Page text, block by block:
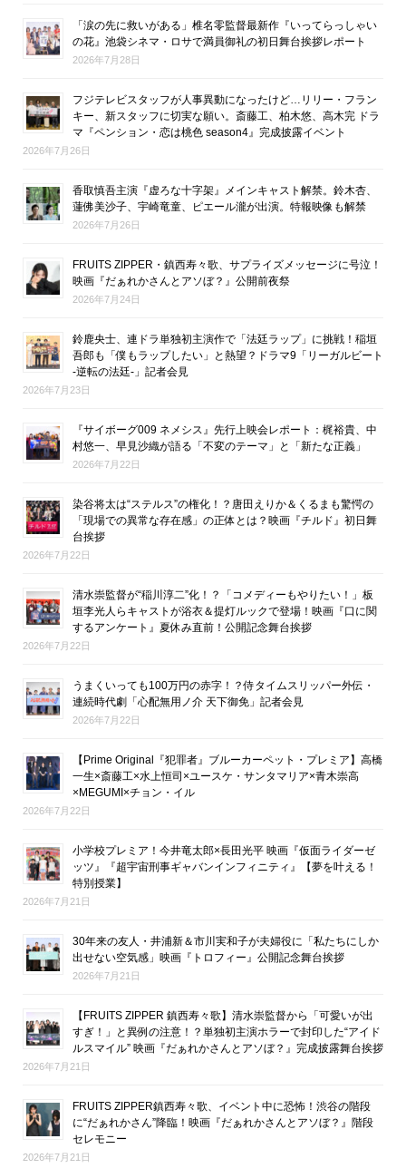
「涙の先に救いがある」椎名零監督最新作『いってらっしゃい
の花』池袋シネマ・ロサで満員御礼の初日舞台挨拶レポート
2026年7月28日
フジテレビスタッフが人事異動になったけど…リリー・フラン
キー、新スタッフに切実な願い。斎藤工、柏木悠、高木完 ドラ
マ『ペンション・恋は桃色 season4』完成披露イベント
2026年7月26日
香取慎吾主演『虚ろな十字架』メインキャスト解禁。鈴木杏、
蓮佛美沙子、宇崎竜童、ピエール瀧が出演。特報映像も解禁
2026年7月26日
FRUITS ZIPPER・鎮西寿々歌、サプライズメッセージに号泣！
映画『だぁれかさんとアソぼ？』公開前夜祭
2026年7月24日
鈴鹿央士、連ドラ単独初主演作で「法廷ラップ」に挑戦！稲垣
吾郎も「僕もラップしたい」と熱望？ドラマ9「リーガルビート
-逆転の法廷-」記者会見
2026年7月23日
『サイボーグ009 ネメシス』先行上映会レポート：梶裕貴、中
村悠一、早見沙織が語る「不変のテーマ」と「新たな正義」
2026年7月22日
染谷将太は“ステルス”の権化！？唐田えりか＆くるまも驚愕の
「現場での異常な存在感」の正体とは？映画『チルド』初日舞
台挨拶
2026年7月22日
清水崇監督が“稲川淳二”化！？「コメディーもやりたい！」板
垣李光人らキャストが浴衣＆提灯ルックで登場！映画『口に関
するアンケート』夏休み直前！公開記念舞台挨拶
2026年7月22日
うまくいっても100万円の赤字！？侍タイムスリッパー外伝・
連続時代劇「心配無用ノ介 天下御免」記者会見
2026年7月22日
【Prime Original『犯罪者』ブルーカーペット・プレミア】高橋
一生×斎藤工×水上恒司×ユースケ・サンタマリア×青木崇高
×MEGUMI×チョン・イル
2026年7月22日
小学校プレミア！今井竜太郎×長田光平 映画『仮面ライダーゼ
ッツ』『超宇宙刑事ギャバンインフィニティ』【夢を叶える！
特別授業】
2026年7月21日
30年来の友人・井浦新＆市川実和子が夫婦役に「私たちにしか
出せない空気感」映画『トロフィー』公開記念舞台挨拶
2026年7月21日
【FRUITS ZIPPER 鎮西寿々歌】清水崇監督から「可愛いが出
すぎ！」と異例の注意！？単独初主演ホラーで封印した“アイド
ルスマイル” 映画『だぁれかさんとアソぼ？』完成披露舞台挨拶
2026年7月21日
FRUITS ZIPPER鎮西寿々歌、イベント中に恐怖！渋谷の階段
に“だぁれかさん”降臨！映画『だぁれかさんとアソぼ？』階段
セレモニー
2026年7月21日